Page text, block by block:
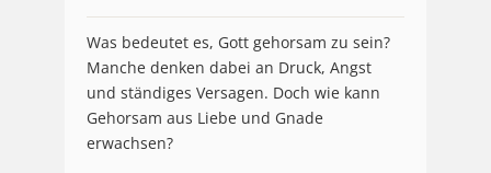
Was bedeutet es, Gott gehorsam zu sein?
Manche denken dabei an Druck, Angst
und ständiges Versagen. Doch wie kann
Gehorsam aus Liebe und Gnade
erwachsen?